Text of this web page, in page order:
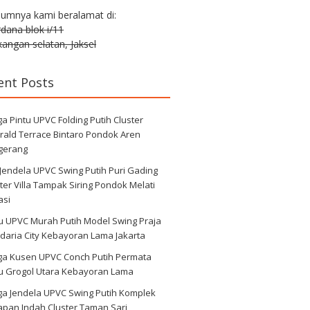
kami beralamat di:
blok i/11
selatan, Jaksel
Posts
Pintu UPVC Folding Putih Cluster
Terrace Bintaro Pondok Aren
UPVC Swing Putih Puri Gading
Villa Tampak Siring Pondok Melati
UPVC Murah Putih Model Swing Praja
City Kebayoran Lama Jakarta
Kusen UPVC Conch Putih Permata
Grogol Utara Kebayoran Lama
Jendela UPVC Swing Putih Komplek
Indah Cluster Taman Sari